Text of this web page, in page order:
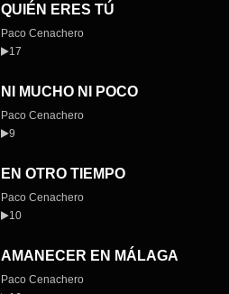
QUIÉN ERES TÚ
Paco Cenachero
17
NI MUCHO NI POCO
Paco Cenachero
9
EN OTRO TIEMPO
Paco Cenachero
10
AMANECER EN MÁLAGA
Paco Cenachero